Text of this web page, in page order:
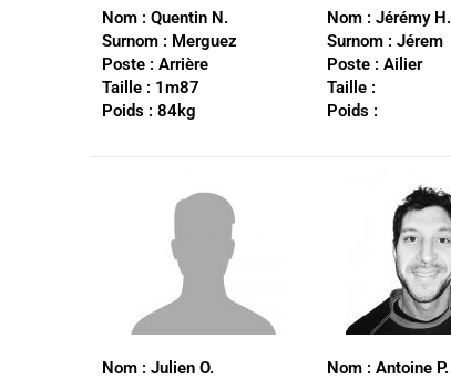
Nom : Quentin N.
Surnom : Merguez
Poste : Arrière
Taille : 1m87
Poids : 84kg
Nom : Jérémy H.
Surnom : Jérem
Poste : Ailier
Taille :
Poids :
Nom : Julien O.
Nom : Antoine P.